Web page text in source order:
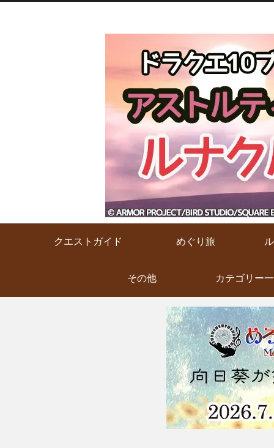
クエストガイド めぐり旅
その他 カテゴリー